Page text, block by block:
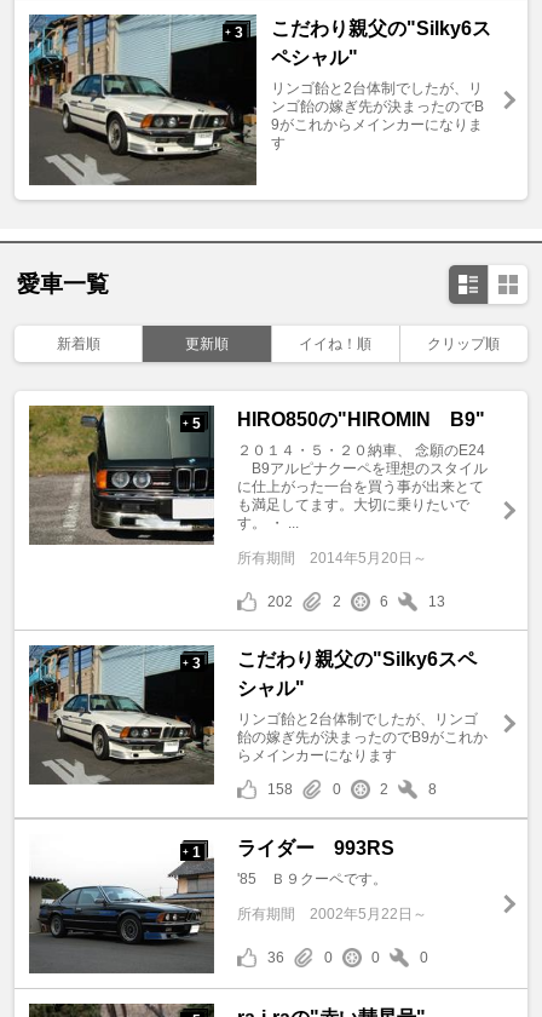
+ 3
こだわり親父の"Silky6ス
ペシャル"
リンゴ飴と2台体制でしたが、リ
ンゴ飴の嫁ぎ先が決まったのでB
9がこれからメインカーになりま
す
愛車一覧
新着順 更新順 イイね！順 クリップ順
+ 5 HIRO850の"HIROMIN B9"
２０１４・５・２０納車、 念願のE24
B9アルピナクーペを理想のスタイル
に仕上がった一台を買う事が出来とて
も満足してます。大切に乗りたいで
す。 ・ ...
所有期間 2014年5月20日～
202 2 6 13
+ 3
こだわり親父の"Silky6スペ
シャル"
リンゴ飴と2台体制でしたが、リンゴ
飴の嫁ぎ先が決まったのでB9がこれか
らメインカーになります
158
0 2 8
+ 1 ライダー 993RS
'85 Ｂ９クーペです。
所有期間 2002年5月22日～
36 0 0 0